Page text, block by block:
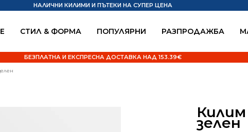
СТИЛ & ФОРМА ПОПУЛЯРНИ РАЗПРОДАЖБА
НАЛИЧНИ КИЛИМИ И ПЪТЕКИ НА СУПЕР ЦЕНА
БЕЗПЛАТНА И ЕКСПРЕСНА ДОСТАВКА НАД 153.39€
зелен